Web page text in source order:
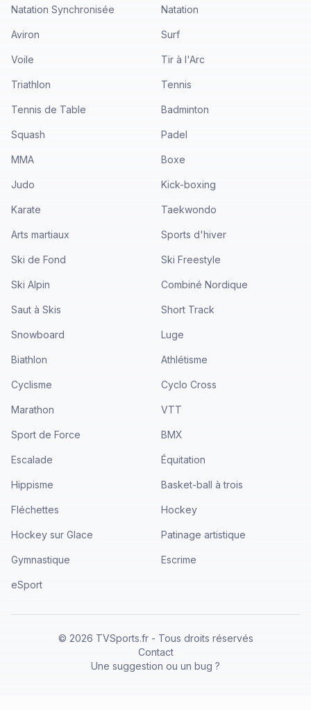
Natation Synchronisée Natation
Aviron Surf
Voile Tir à l'Arc
Triathlon Tennis
Tennis de Table Badminton
Squash Padel
MMA Boxe
Judo Kick-boxing
Karate Taekwondo
Arts martiaux Sports d'hiver
Ski de Fond Ski Freestyle
Ski Alpin Combiné Nordique
Saut à Skis Short Track
Snowboard Luge
Biathlon Athlétisme
Cyclisme Cyclo Cross
Marathon VTT
Sport de Force BMX
Escalade Équitation
Hippisme Basket-ball à trois
Fléchettes Hockey
Hockey sur Glace Patinage artistique
Gymnastique Escrime
eSport
© 2026 TVSports.fr - Tous droits réservés
Contact
Une suggestion ou un bug ?